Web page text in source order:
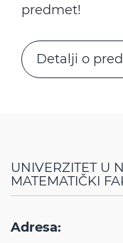
predmet!
Detalji o
UNIVERZITET U
MATEMATIČKI
Adresa: